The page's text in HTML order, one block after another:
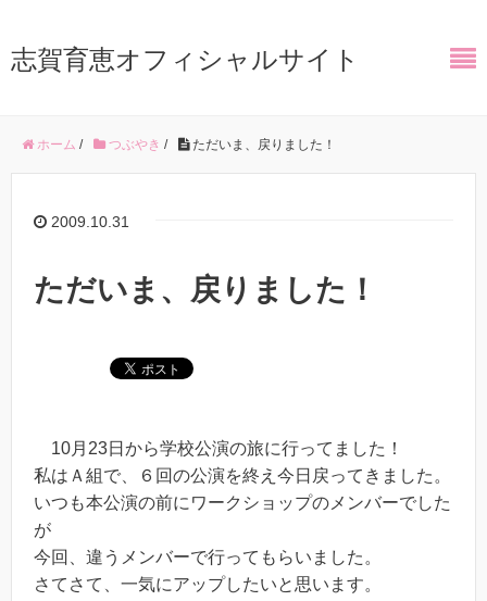
志賀育恵オフィシャルサイト
ホーム / つぶやき / ただいま、戻りました！
2009.10.31
ただいま、戻りました！
10月23日から学校公演の旅に行ってました！
私はＡ組で、６回の公演を終え今日戻ってきました。
いつも本公演の前にワークショップのメンバーでした
が
今回、違うメンバーで行ってもらいました。
さてさて、一気にアップしたいと思います。